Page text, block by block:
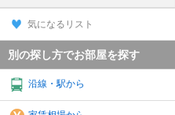
気になるリスト
別の探し方でお部屋を探す
沿線・駅から